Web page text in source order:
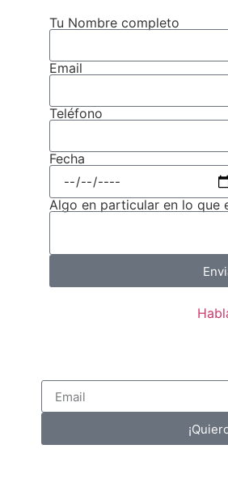
Tu Nombre completo
Email
Teléfono
Fecha
Algo en particular en lo que